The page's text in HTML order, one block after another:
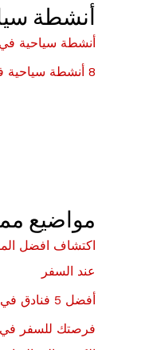
أنشطة
أنشطة سياحية
8 أنشطة سياحية في اسطنبول
مواضيع
اكتشاف افضل
عند السفر
أفضل 5 فنادق في مصر
فرصتك للسفر